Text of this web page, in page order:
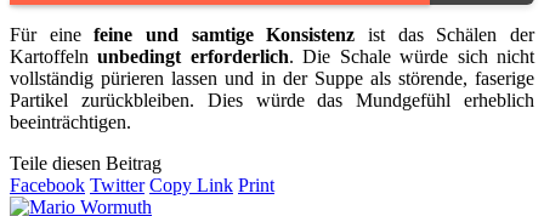
Für einefeine und samtige Konsistenz ist das Schälen der
Kartoffelnunbedingt erforderlich. Die Schale würde sich nicht
vollständig pürieren lassen und in der Suppe als störende, faserige
Partikel zurückbleiben. Dies würde das Mundgefühl erheblich
beeinträchtigen.
Teile diesen Beitrag
Facebook Twitter Copy Link Print